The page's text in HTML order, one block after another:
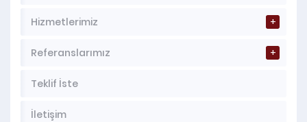
Hizmetlerimiz
Referanslarımız
Teklif İste
İletişim